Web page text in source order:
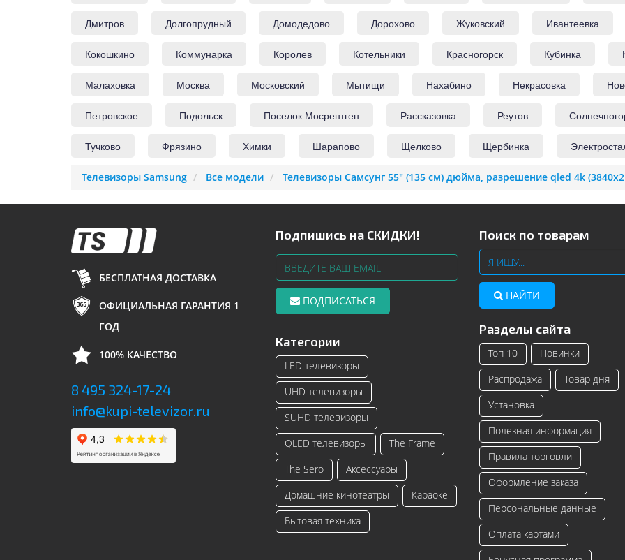
Дмитров Долгопрудный Домодедово Дорохово Жуковский Ивантеевка
Кокошкино Коммунарка Королев Котельники Красногорск Кубинка
Малаховка Москва Московский Мытищи Нахабино Некрасовка
Петровское Подольск Поселок Мосрентген Рассказовка Реутов
Тучково Фрязино Химки Шарапово Щелково Щербинка
Телевизоры Samsung Все модели Телевизоры Самсунг 55" (135 см) дюйма, разрешение qled 4k
БЕСПЛАТНАЯ ДОСТАВКА
ОФИЦИАЛЬНАЯ ГАРАНТИЯ 1
ГОД
100% КАЧЕСТВО
8 495 324-17-24
info@kupi-televizor.ru
Подпишись на СКИДКИ!
ПОДПИСАТЬСЯ
Категории
LED телевизоры
UHD телевизоры
SUHD телевизоры
QLED телевизоры
The Frame
The Sero
Аксессуары
Домашние кинотеатры
Караоке
Бытовая техника
Поиск по товарам
НАЙТИ
Разделы сайта
Топ 10
Новинки
Распродажа
Товар дня
Установка
Полезная информация
Правила торговли
Оформление заказа
Персональные данные
Оплата картами
Телевизоры Samsung с изогнутым
экраном – инновационные модели
телевизоро...
Читать далее
Читать далее